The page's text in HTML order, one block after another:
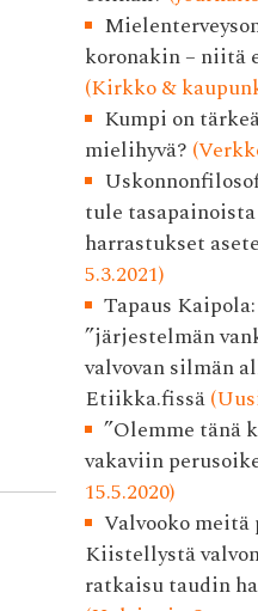
koronakin – niitä
(Kirkko &
Kumpi on
mielihyvä?
tule
harrastukset
5.3.2021)
Tapaus
”järjestelmän
valvovan silmän
Etiikka.fissä
”Olemme tänä
vakaviin
15.5.2020)
Valvooko
Kiistellystä
ratkaisu taudin